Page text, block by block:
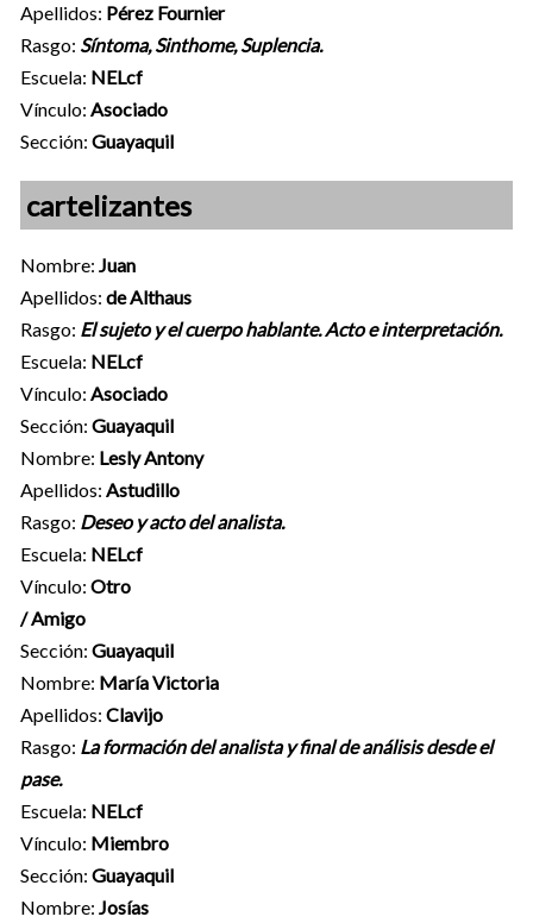
Apellidos: Pérez Fournier
Rasgo: Síntoma, Sinthome, Suplencia.
Escuela: NELcf
Vínculo: Asociado
Sección: Guayaquil
cartelizantes
Nombre: Juan
Apellidos: de Althaus
Rasgo: El sujeto y el cuerpo hablante. Acto e interpretación.
Escuela: NELcf
Vínculo: Asociado
Sección: Guayaquil
Nombre: Lesly Antony
Apellidos: Astudillo
Rasgo: Deseo y acto del analista.
Escuela: NELcf
Vínculo: Otro
/ Amigo
Sección: Guayaquil
Nombre: María Victoria
Apellidos: Clavijo
Rasgo: La formación del analista y final de análisis desde el
pase.
Escuela: NELcf
Vínculo: Miembro
Sección: Guayaquil
Nombre: Josías